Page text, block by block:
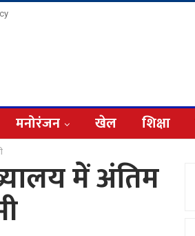
मनोरंजन खेल शिक्षा
में अंतिम